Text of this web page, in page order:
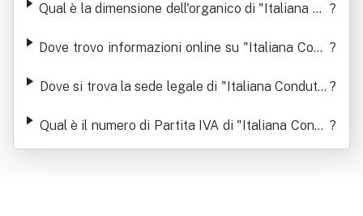
Qual è la dimensione dell'organico di "Italiana Co ?
Dove trovo informazioni online su "Italiana Cond ?
Dove si trova la sede legale di "Italiana Condutto ?
Qual è il numero di Partita IVA di "Italiana Condu
ttori Srl"
?